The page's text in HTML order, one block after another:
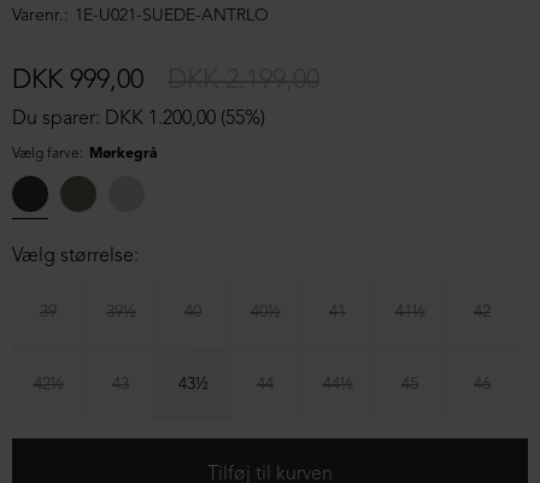
Varenr. 1E-U021-SUEDE-ANTRLO
Du sparer: DKK 1.200,00 (55%)
DKK 999,00
Vælg farve: Mørkegrå
Vælg størrelse:
39 39½ 40 40½ 41 41½ 42
42½ 43 43½ 44 44½ 45 46